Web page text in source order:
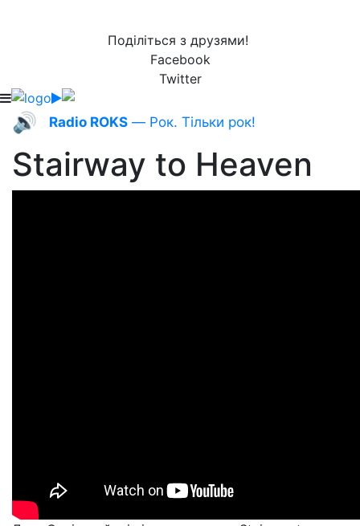
Поділіться з друзями!
Facebook
Twitter
🔊 Radio ROKS — Рок. Тільки рок!
Stairway to Heaven